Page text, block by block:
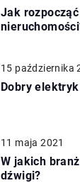
Jak
15 października
Dobry
11 maja 2021
W jakich
dźwigi?